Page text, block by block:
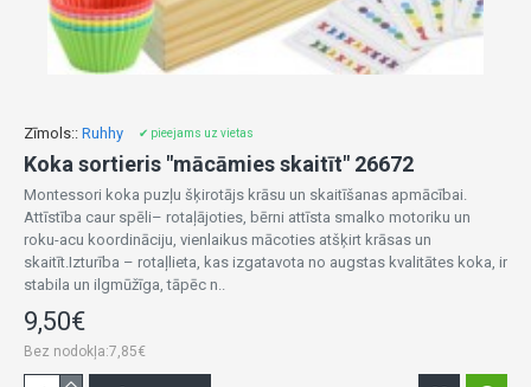
Zīmols:: Ruhhy ✔ pieejams uz vietas
Koka sortieris "mācāmies skaitīt" 26672
Montessori koka puzļu šķirotājs krāsu un skaitīšanas apmācībai.
Attīstība caur spēli– rotaļājoties, bērni attīsta smalko motoriku un
roku-acu koordināciju, vienlaikus mācoties atšķirt krāsas un
skaitīt.Izturība – rotaļlieta, kas izgatavota no augstas kvalitātes koka, ir
stabila un ilgmūžīga, tāpēc n..
9,50€
Bez nodokļa:7,85€